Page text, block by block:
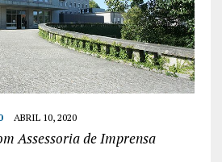
ABRIL 10, 2020
Assessoria de Imprensa